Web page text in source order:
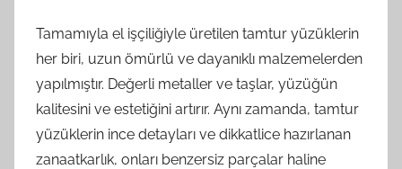
Tamamıyla el işçiliğiyle üretilen tamtur yüzüklerin
her biri, uzun ömürlü ve dayanıklı malzemelerden
yapılmıştır. Değerli metaller ve taşlar, yüzüğün
kalitesini ve estetiğini artırır. Aynı zamanda, tamtur
yüzüklerin ince detayları ve dikkatlice hazırlanan
zanaatkarlık, onları benzersiz parçalar haline